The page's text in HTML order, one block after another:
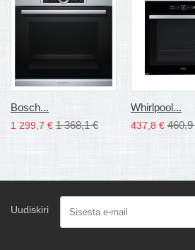
Bosch...
1 299,7 € 1 368,1 €
Whirlpool...
437,8 € 460,9
Uudiskiri